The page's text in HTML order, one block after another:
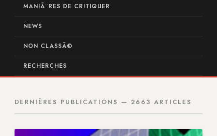
MANIÃ¨RES DE CRITIQUER
NEWS
NON CLASSÃ©
RECHERCHES
DERNIÈRES PUBLICATIONS — 2663 ARTICLES